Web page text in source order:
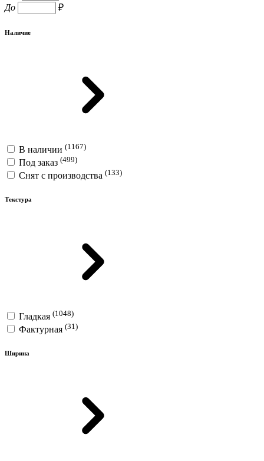
До
₽
Наличие
В наличии (1167)
Под заказ (499)
Снят с производства (133)
Текстура
Гладкая (1048)
Фактурная (31)
Ширина